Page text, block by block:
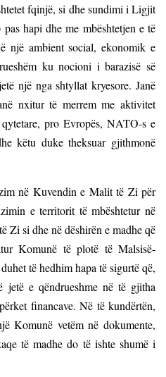
fqinjë, si dhe sundimi i Ligjit
hapi dhe me mbështetjen e të
një ambient social, ekonomik e
ku nocioni i barazisë së
një nga shtyllat kryesore. Janë
nxitur të merrem me aktivitet
pro Evropës, NATO-s e
këtu duke theksuar gjithmonë
në Kuvendin e Malit të Zi për
e territorittë mbështetur në
Zi si dhe në dëshirën e madhe që
Komunë të plotë të Malsisë-
të hedhim hapa të sigurtë që,
e qëndrueshme në të gjitha
financave. Në të kundërtën,
Komunë vetëm në dokumente,
të madhe do të ishte shumë i